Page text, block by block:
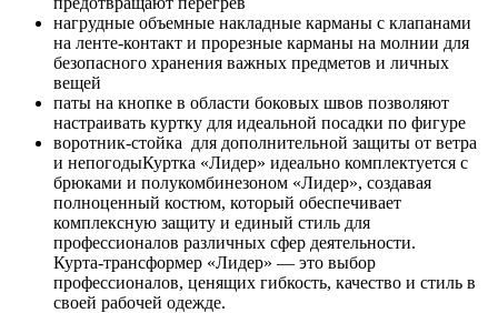
нагрудные объемные накладные карманы с клапанами
на ленте-контакт и прорезные карманы на молнии для
безопасного хранения важных предметов и личных
вещей
паты на кнопке в области боковых швов позволяют
настраивать куртку для идеальной посадки по фигуре
воротник-стойка для дополнительной защиты от ветра
и непогодыКуртка «Лидер» идеально комплектуется с
брюками и полукомбинезоном «Лидер», создавая
полноценный костюм, который обеспечивает
комплексную защиту и единый стиль для
профессионалов различных сфер деятельности.
Курта-трансформер «Лидер» — это выбор
профессионалов, ценящих гибкость, качество и стиль в
своей рабочей одежде.